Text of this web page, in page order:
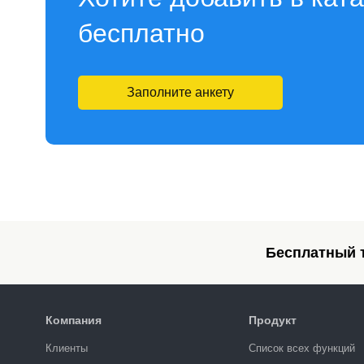
бесплатно
Заполните анкету
Бесплатный
Компания
Клиенты
Продукт
Список всех функций